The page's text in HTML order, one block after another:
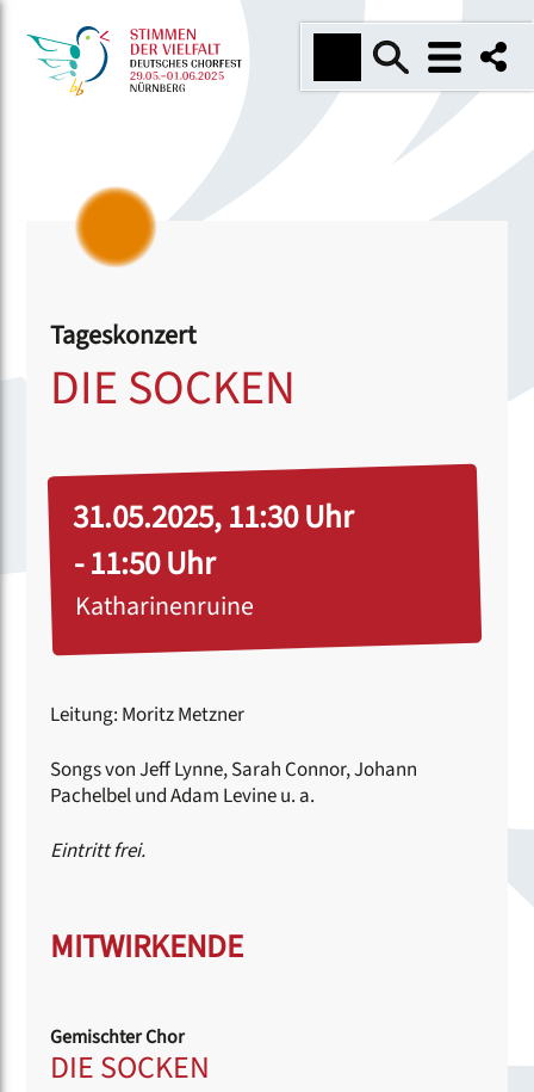
Tageskonzert
DIE SOCKEN
31.05.2025, 11:30 Uhr
- 11:50 Uhr
Katharinenruine
Leitung: Moritz Metzner
Songs von Jeff Lynne, Sarah Connor, Johann
Pachelbel und Adam Levine u. a.
Eintritt frei.
MITWIRKENDE
Gemischter Chor
DIE SOCKEN